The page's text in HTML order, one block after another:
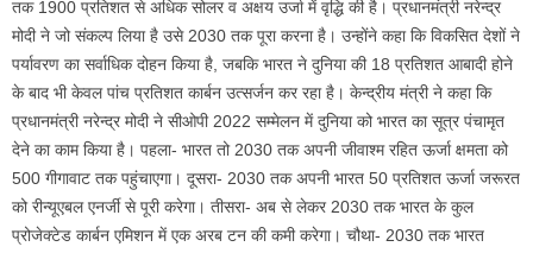
तक 1900 प्रतिशत से अधिक सोलर व अक्षय उर्जा में वृद्धि की है। प्रधानमंत्री नरेन्द्र
मोदी ने जो संकल्प लिया है उसे 2030 तक पूरा करना है। उन्होंने कहा कि विकसित देशों ने
पर्यावरण का सर्वाधिक दोहन किया है, जबकि भारत ने दुनिया की 18 प्रतिशत आबादी होने
के बाद भी केवल पांच प्रतिशत कार्बन उत्सर्जन कर रहा है। केन्द्रीय मंत्री ने कहा कि
प्रधानमंत्री नरेन्द्र मोदी ने सीओपी 2022 सम्मेलन में दुनिया को भारत का सूत्र पंचामृत
देने का काम किया है। पहला- भारत तो 2030 तक अपनी जीवाश्म रहित ऊर्जा क्षमता को
500 गीगावाट तक पहुंचाएगा। दूसरा- 2030 तक अपनी भारत 50 प्रतिशत ऊर्जा जरूरत
को रीन्यूएबल एनर्जी से पूरी करेगा। तीसरा- अब से लेकर 2030 तक भारत के कुल
प्रोजेक्टेड कार्बन एमिशन में एक अरब टन की कमी करेगा। चौथा- 2030 तक भारत